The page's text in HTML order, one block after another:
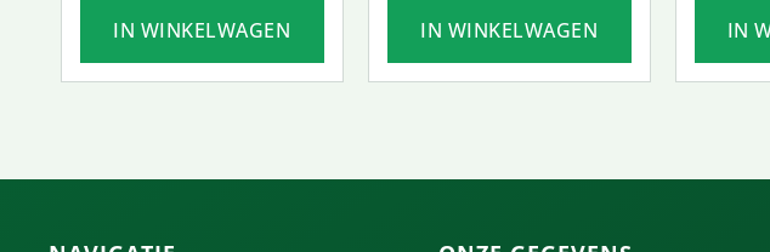
IN WINKELWAGEN IN WINKELWAGEN IN